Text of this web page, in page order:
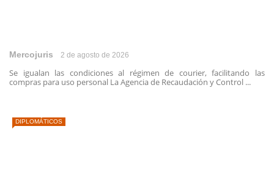
Mercojuris 2 de agosto de 2026
Se igualan las condiciones al régimen de courier, facilitando las
compras para uso personal La Agencia de Recaudación y Control ...
DIPLOMÁTICOS